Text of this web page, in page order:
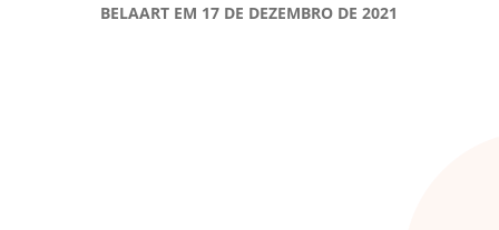
BELAART EM 17 DE DEZEMBRO DE 2021